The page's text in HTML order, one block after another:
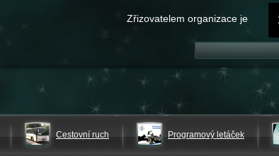
Zřizovatelem organizace je
Cestovní ruch Programový letáček